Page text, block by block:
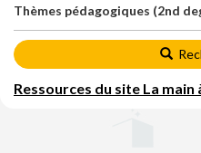
Thèmes pédagogiques (2nd
Ressources du site La main